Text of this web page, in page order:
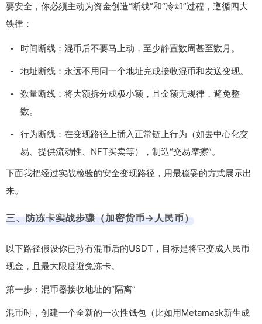
要安全，你必须主动为资金创造“断线”和“冷却”过程，遵循四大
铁律：
时间断线：混币后不要马上动，至少静置数周甚至数月。
地址断线：永远不用同一个地址完成接收混币和发送变现。
数量断线：将大额拆分成极小额，且金额无规律，避免整
数。
行为断线：在变现路径上插入正常链上行为（如去中心化交
易、提供流动性、NFT买卖等），制造“交易摩擦”。
下面我把经过实战检验的安全变现路径，用最稳妥的方式展示出
来。
三、防冻卡实战步骤（加密货币→人民币）
以下路径假设你已持有混币后的USDT，目标是将它变成人民币
现金，且最大限度避免冻卡。
第一步：混币器接收地址的“隔离”
混币时，创建一个全新的一次性钱包（比如用Metamask新生成